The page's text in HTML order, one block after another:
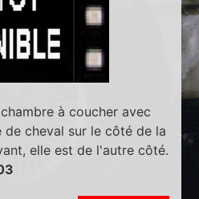
à coucher avec
de cheval sur le côté de la
elle est de l'autre côté.